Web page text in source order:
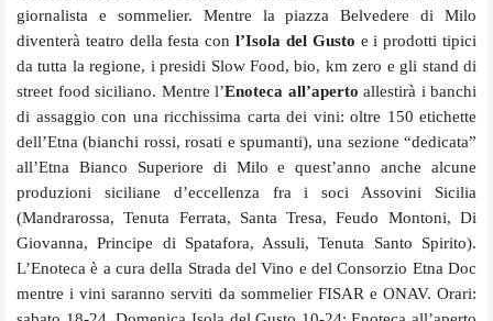
giornalista e sommelier. Mentre la piazza Belvedere di Milo
diventerà teatro della festa conl’Isola del Gusto e i prodotti tipici
da tutta la regione, i presidi Slow Food, bio, km zero e gli stand di
street food siciliano. Mentre l’Enoteca all’aperto allestirà i banchi
di assaggio con una ricchissima carta dei vini: oltre 150 etichette
dell’Etna (bianchi rossi, rosati e spumanti), una sezione “dedicata”
all’Etna Bianco Superiore di Milo e quest’anno anche alcune
produzioni siciliane d’eccellenza fra i soci Assovini Sicilia
(Mandrarossa, Tenuta Ferrata, Santa Tresa, Feudo Montoni, Di
Giovanna, Principe di Spatafora, Assuli, Tenuta Santo Spirito).
L’Enoteca è a cura della Strada del Vino e del Consorzio Etna Doc
mentre i vini saranno serviti da sommelier FISAR e ONAV. Orari: